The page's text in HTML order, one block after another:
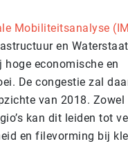
Mobiliteitsanalyse
en
economische en
De congestie zal
van 2018.
kan dit leiden tot
en filevorming bij